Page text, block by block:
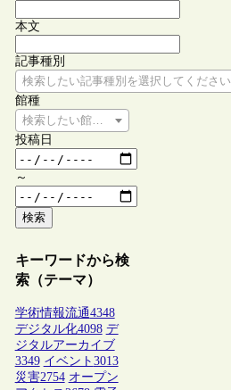
本文
記事種別
検索したい記事種別を選択してください
館種
検索したい館種を選択してください
投稿日
～
検索
キーワードから検
索（テーマ）
学術情報流通4348
デジタル化4098 デ
ジタルアーカイブ
3349 イベント 3013
災害2754 オープン